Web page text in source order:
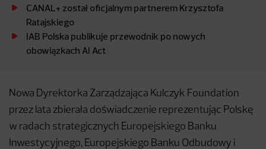
CANAL+ został oficjalnym partnerem Krzysztofa
Ratajskiego
IAB Polska publikuje przewodnik po nowych
obowiązkach AI Act
Nowa Dyrektorka Zarządzająca Kulczyk Foundation
przez lata zbierała doświadczenie reprezentując Polskę
w radach strategicznych Europejskiego Banku
Inwestycyjnego, Europejskiego Banku Odbudowy i